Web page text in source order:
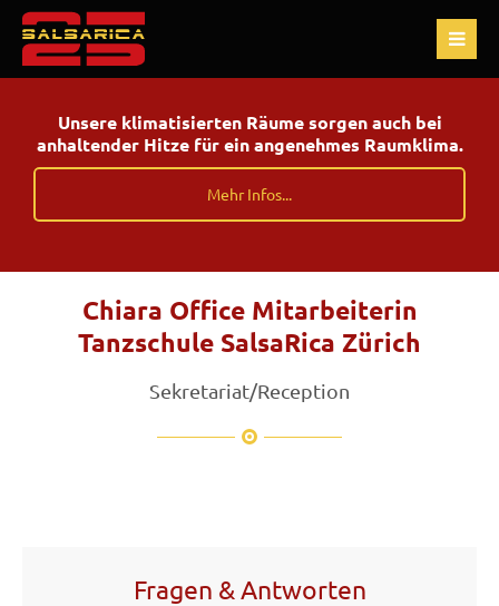
Unsere klimatisierten Räume sorgen auch bei
anhaltender Hitze für ein angenehmes Raumklima.
Mehr Infos...
Chiara Office Mitarbeiterin
Tanzschule SalsaRica Zürich
Sekretariat/Reception
Fragen & Antworten